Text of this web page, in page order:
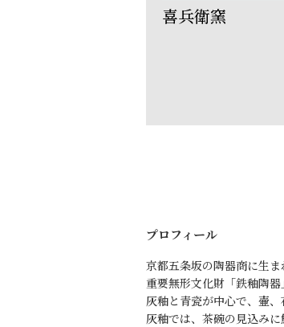
喜兵衛窯
プロフィール
京都五条坂の陶器商に生ま
重要無形文化財「鉄釉陶器
灰釉と青瓷が中心で、壷
灰釉では、茶碗の見込み